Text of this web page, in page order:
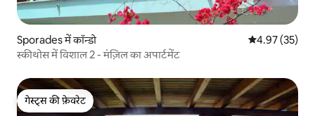
Sporades में कॉन्डो औसत रेटिंग 5 में
4.97 (35)
स्कीथोस में विशाल 2 - मंज़िल का अपार्टमेंट
गेस्ट्स की फ़ेवरेट
गेस्ट्स की फ़ेवरेट